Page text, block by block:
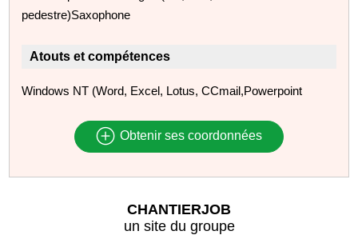
pedestre)Saxophone
Atouts et compétences
Windows NT (Word, Excel, Lotus, CCmail,Powerpoint
Obtenir ses coordonnées
CHANTIERJOB
un site du groupe